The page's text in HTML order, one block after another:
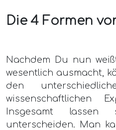
Die 4 Formen
Nachdem Du nun
wesentlich ausmacht,
den
wissenschaftlichen
Insgesamt
unterscheiden. Man